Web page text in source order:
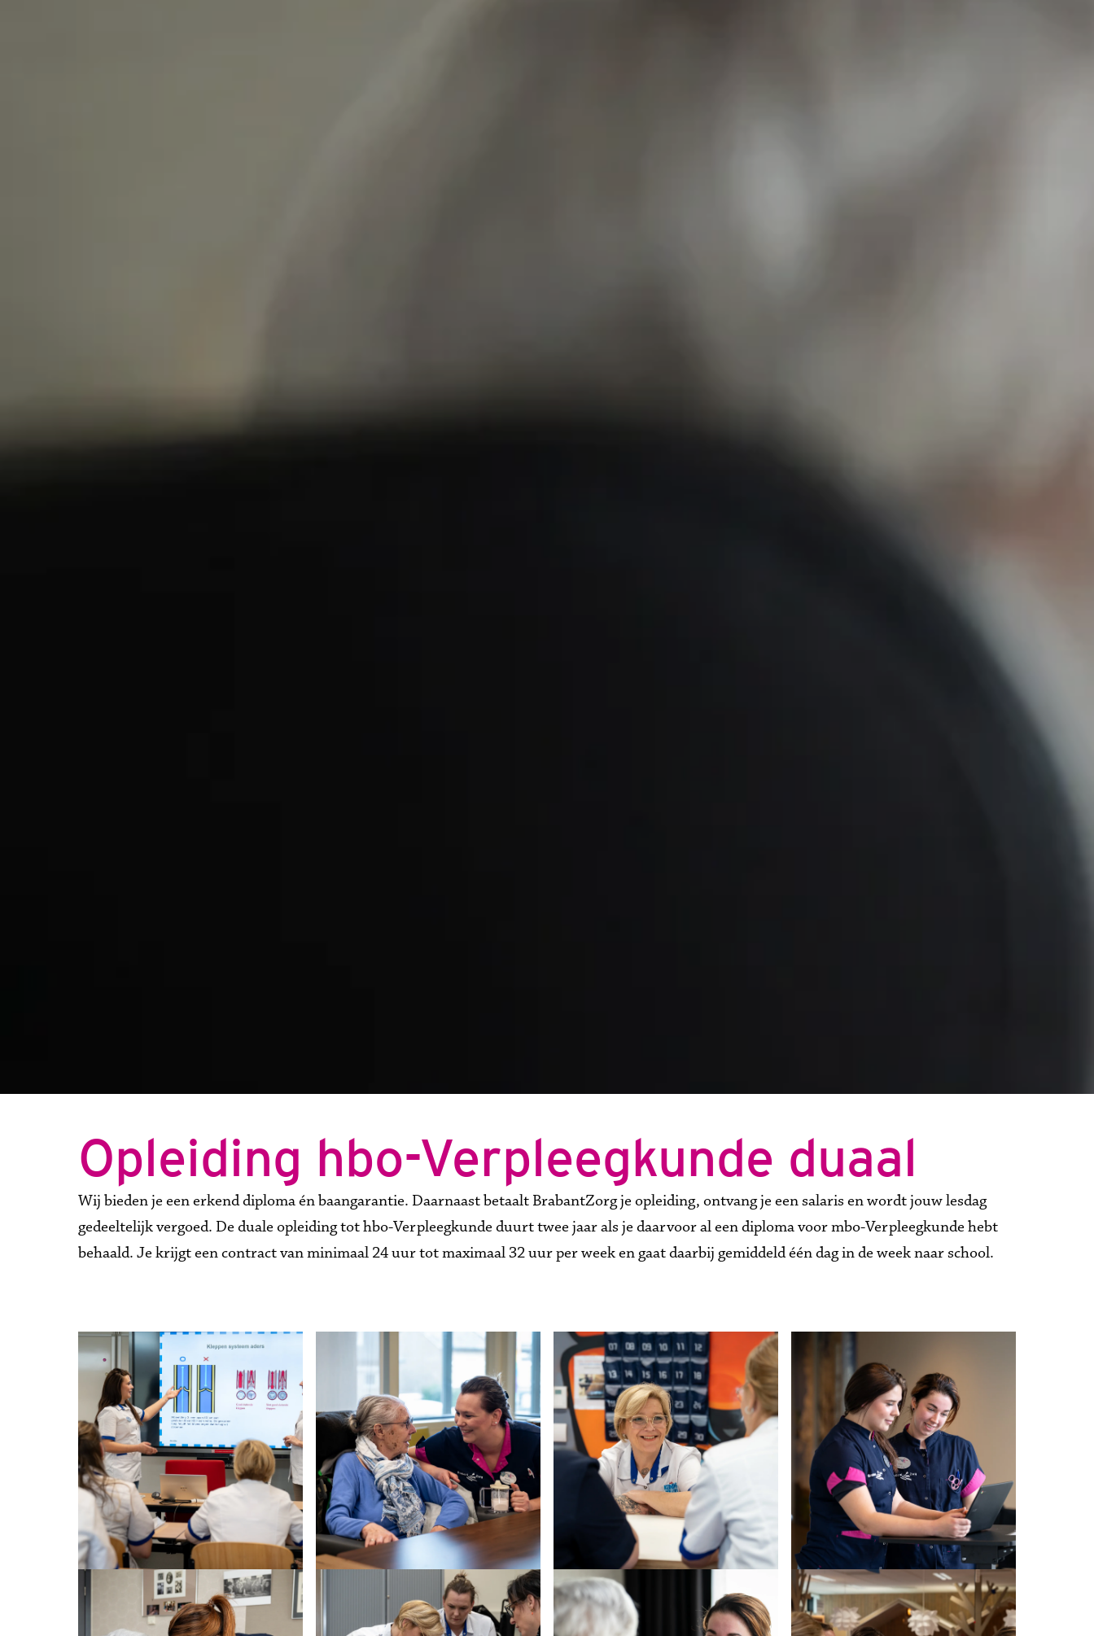
Opleiding hbo-Verpleegkunde duaal
Wij bieden je een erkend diploma én baangarantie. Daarnaast betaalt BrabantZorg je opleiding, ontvang je een salaris en wordt jouw lesdag
gedeeltelijk vergoed. De duale opleiding tot hbo-Verpleegkunde duurt twee jaar als je daarvoor al een diploma voor mbo-Verpleegkunde hebt
behaald. Je krijgt een contract van minimaal 24 uur tot maximaal 32 uur per week en gaat daarbij gemiddeld één dag in de week naar school.